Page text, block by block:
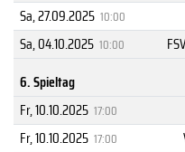
Sa, 27.09.2025 10:00
Sa, 04.10.2025 10:00
6. Spieltag
Fr, 10.10.2025 17:00
Fr, 10.10.2025 17:00